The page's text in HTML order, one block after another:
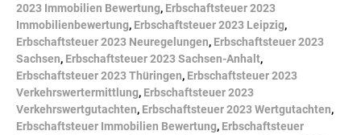
2023 Immobilien Bewertung, Erbschaftsteuer 2023
Immobilienbewertung, Erbschaftsteuer 2023 Leipzig,
Erbschaftsteuer 2023 Neuregelungen, Erbschaftsteuer 2023
Sachsen, Erbschaftsteuer 2023 Sachsen-Anhalt,
Erbschaftsteuer 2023 Thüringen, Erbschaftsteuer 2023
Verkehrswertermittlung, Erbschaftsteuer 2023
Verkehrswertgutachten, Erbschaftsteuer 2023 Wertgutachten,
Erbschaftsteuer Immobilien Bewertung, Erbschaftsteuer